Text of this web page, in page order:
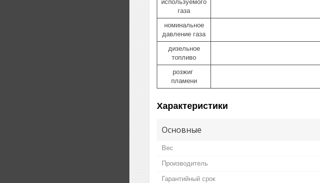
используемого
газа
номинальное
давление газа
дизельное
топливо
розжиг
пламени
Характеристики
Основные
Вес
Производитель
Гарантийный срок